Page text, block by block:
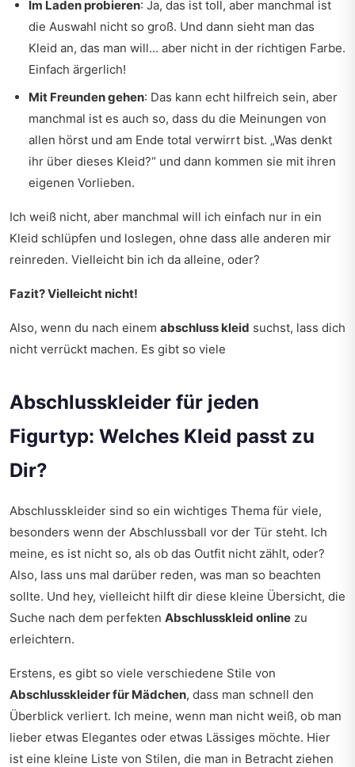
Im Laden probieren: Ja, das ist toll, aber manchmal ist
die Auswahl nicht so groß. Und dann sieht man das
Kleid an, das man will... aber nicht in der richtigen Farbe.
Einfach ärgerlich!
Mit Freunden gehen: Das kann echt hilfreich sein, aber
manchmal ist es auch so, dass du die Meinungen von
allen hörst und am Ende total verwirrt bist. „Was denkt
ihr über dieses Kleid?“ und dann kommen sie mit ihren
eigenen Vorlieben.
Ich weiß nicht, aber manchmal will ich einfach nur in ein
Kleid schlüpfen und loslegen, ohne dass alle anderen mir
reinreden. Vielleicht bin ich da alleine, oder?
Fazit? Vielleicht nicht!
Also, wenn du nach einem abschluss kleid suchst, lass dich
nicht verrückt machen. Es gibt so viele
Abschlusskleider für jeden
Figurtyp: Welches Kleid passt zu
Dir?
Abschlusskleider sind so ein wichtiges Thema für viele,
besonders wenn der Abschlussball vor der Tür steht. Ich
meine, es ist nicht so, als ob das Outfit nicht zählt, oder?
Also, lass uns mal darüber reden, was man so beachten
sollte. Und hey, vielleicht hilft dir diese kleine Übersicht, die
Suche nach dem perfekten Abschlusskleid online zu
erleichtern.
Erstens, es gibt so viele verschiedene Stile von
Abschlusskleider für Mädchen, dass man schnell den
Überblick verliert. Ich meine, wenn man nicht weiß, ob man
lieber etwas Elegantes oder etwas Lässiges möchte. Hier
ist eine kleine Liste von Stilen, die man in Betracht ziehen